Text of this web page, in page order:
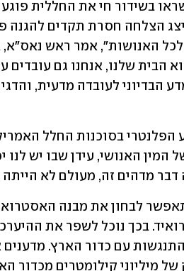
דבר מדהים זה, מעולם לא הייתה